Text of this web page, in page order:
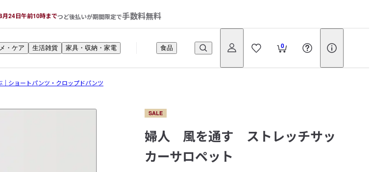
24日午前10時までつど後払いが期間限定で手数料無料
0
・ケア 生活雑貨 家具・収納・家電 食品
｜ショートパンツ・クロップドパンツ
SALE
婦人 風を通す ストレッチサッ
カーサロペット